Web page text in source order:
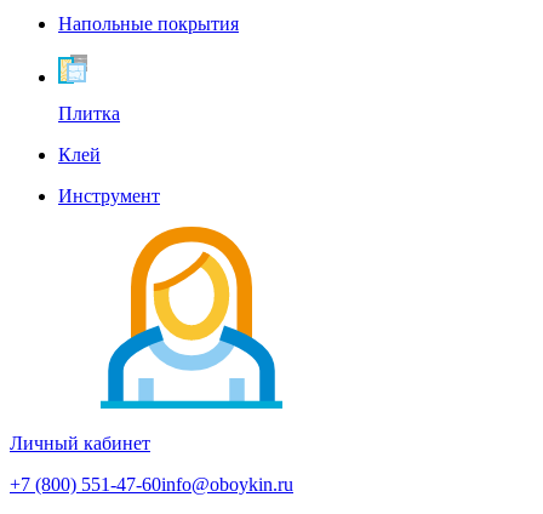
Напольные покрытия
Плитка
Клей
Инструмент
Личный кабинет
+7 (800) 551-47-60info@oboykin.ru